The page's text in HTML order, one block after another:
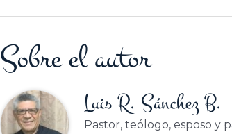
Sobre el autor
Luis R. Sánchez B.
Pastor, teólogo, esposo y